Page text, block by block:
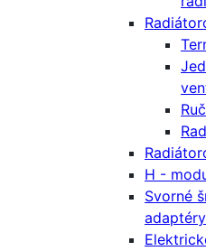
H -
Svorné
adaptéry